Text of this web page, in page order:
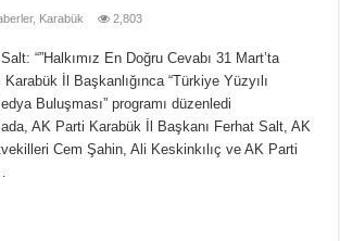
, Karabük 2,803
“”Halkımız En Doğru Cevabı 31 Mart’ta
İl Başkanlığınca “Türkiye Yüzyılı
Buluşması” programı düzenledi
AK Parti Karabük İl Başkanı Ferhat Salt, AK
Cem Şahin, Ali Keskinkılıç ve AK Parti